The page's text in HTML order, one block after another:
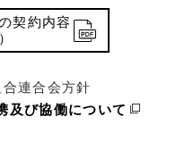
契約内容
連合会方針
及び協働について